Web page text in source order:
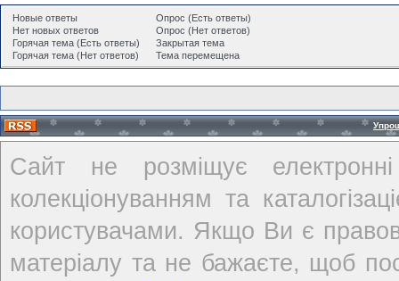
Новые ответы
Нет новых ответов
Горячая тема (Есть ответы)
Горячая тема (Нет ответов)
Опрос (Есть ответы)
Опрос (Нет ответов)
Закрытая тема
Тема перемещена
Сайт не розміщує
колекціонуванням та
користувачами. Якщо Ви є
матеріалу та не бажаєте, щоб